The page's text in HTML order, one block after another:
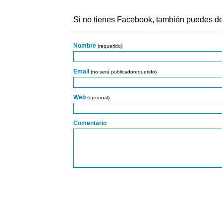
Si no tienes Facebook, también puedes
Nombre (requerido)
Email (no será publicadorequerido)
Web (opcional)
Comentario